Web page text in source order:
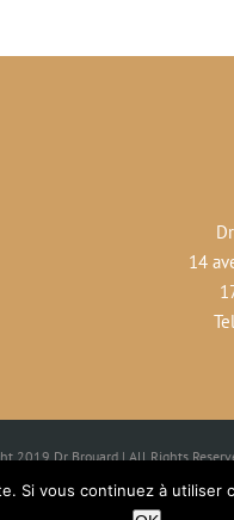
14
2019 Dr Brouard | All Rights
vous continuez à